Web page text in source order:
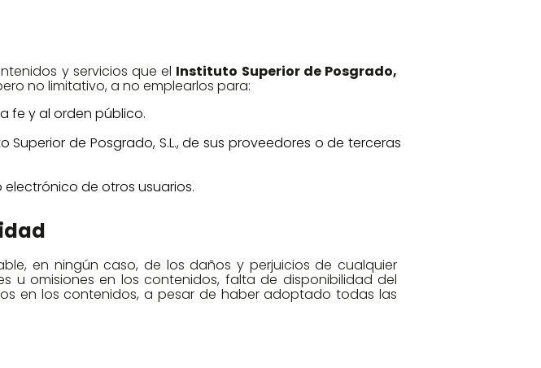
y servicios que el Instituto Superior de Posgrado,
no limitativo, a no emplearlos para:
fe y al orden público.
de Posgrado, S.L., de sus proveedores o de terceras
de otros usuarios.
en ningún caso, de los daños y perjuicios de cualquier
u omisiones en los contenidos, falta de disponibilidad del
en los contenidos, a pesar de haber adoptado todas las